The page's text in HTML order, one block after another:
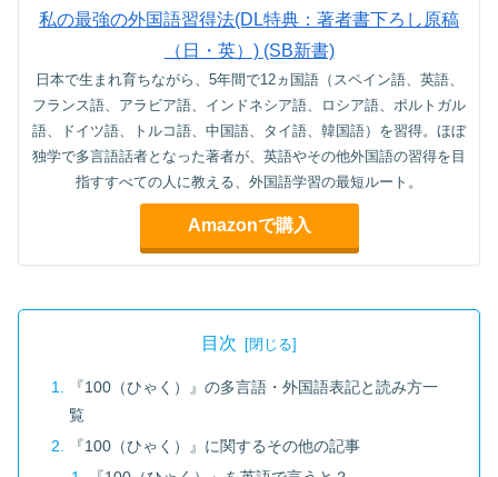
私の最強の外国語習得法(DL特典：著者書下ろし原稿
（日・英）) (SB新書)
日本で生まれ育ちながら、5年間で12ヵ国語（スペイン語、英語、
フランス語、アラビア語、インドネシア語、ロシア語、ポルトガル
語、ドイツ語、トルコ語、中国語、タイ語、韓国語）を習得。ほぼ
独学で多言語話者となった著者が、英語やその他外国語の習得を目
指すすべての人に教える、外国語学習の最短ルート。
Amazonで購入
目次
『100（ひゃく）』の多言語・外国語表記と読み方一
覧
『100（ひゃく）』に関するその他の記事